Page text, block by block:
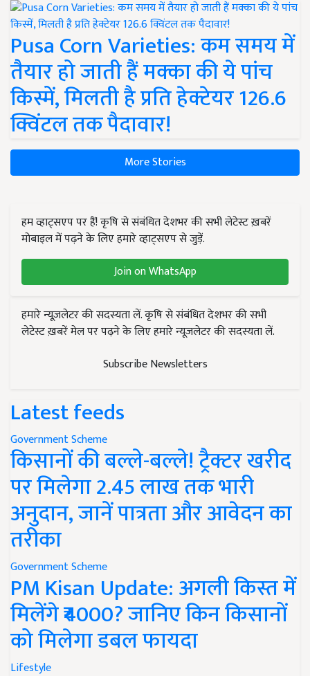
Pusa Corn Varieties: कम समय में
तैयार हो जाती हैं मक्का की ये पांच
किस्में, मिलती है प्रति हेक्टेयर 126.6
क्विंटल तक पैदावार!
More Stories
हम व्हाट्सएप पर हैं! कृषि से संबंधित देशभर की सभी लेटेस्ट ख़बरें
मोबाइल में पढ़ने के लिए हमारे व्हाट्सएप से जुड़ें.
Join on WhatsApp
हमारे न्यूज़लेटर की सदस्यता लें. कृषि से संबंधित देशभर की सभी
लेटेस्ट ख़बरें मेल पर पढ़ने के लिए हमारे न्यूज़लेटर की सदस्यता लें.
Subscribe Newsletters
Latest feeds
Government Scheme
किसानों की बल्ले-बल्ले! ट्रैक्टर खरीद
पर मिलेगा 2.45 लाख तक भारी
अनुदान, जानें पात्रता और आवेदन का
तरीका
Government Scheme
PM Kisan Update: अगली किस्त में
मिलेंगे ₹4000? जानिए किन किसानों
को मिलेगा डबल फायदा
Lifestyle